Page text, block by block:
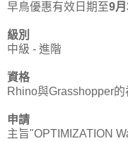
早鳥優惠有效日期至9月
級別
中級 - 進階
資格
Rhino與Grasshopper
申請
主旨"OPTIMIZATION